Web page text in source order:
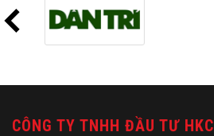
CÔNG TY TNHH ĐẦU TƯ HKC